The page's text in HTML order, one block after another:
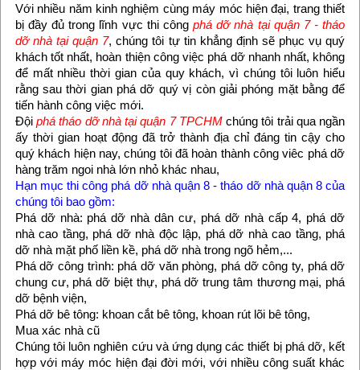
Với nhiều năm kinh nghiệm cùng máy móc hiện đại, trang thiết
bị đầy đủ trong lĩnh vực thi côngphá dỡ nhà tại quận 7 - tháo
dỡ nhà tại quận 7, chúng tôi tự tin khẳng định sẽ phục vụ quý
khách tốt nhất, hoàn thiện công việc phá dỡ nhanh nhất, không
để mất nhiều thời gian của quy khách, vì chúng tôi luôn hiểu
rằng sau thời gian phá dỡ quý vị còn giải phóng mặt bằng để
tiến hành công việc mới.
Độiphá tháo dỡ nhà tại quận 7 TPCHMchúng tôi trải qua ngần
ấy thời gian hoạt động đã trở thành địa chỉ đáng tin cậy cho
quý khách hiện nay, chúng tôi đã hoàn thành công viêc phá dỡ
hàng trăm ngoi nhà lớn nhỏ khác nhau,
Hạn mục thi công phá dỡ nhà quận 8 - tháo dỡ nhà quận 8 của
chúng tôi bao gồm:
Phá dỡ nhà: phá dỡ nhà dân cư, phá dỡ nhà cấp 4, phá dỡ
nhà cao tầng, phá dỡ nhà độc lập, phá dỡ nhà cao tầng, phá
dỡ nhà mặt phố liền kề, phá dỡ nhà trong ngõ hẻm,...
Phá dỡ công trình: phá dỡ văn phòng, phá dỡ công ty, phá dỡ
chung cư, phá dỡ biệt thự, phá dỡ trung tâm thương mại, phá
dỡ bệnh viện,
Phá dỡ bê tông: khoan cắt bê tông, khoan rút lõi bê tông,
Mua xác nhà cũ
Chúng tôi luôn nghiên cứu và ứng dụng các thiết bị phá dỡ, kết
hợp với máy móc hiện đại đời mới, với nhiều công suất khác